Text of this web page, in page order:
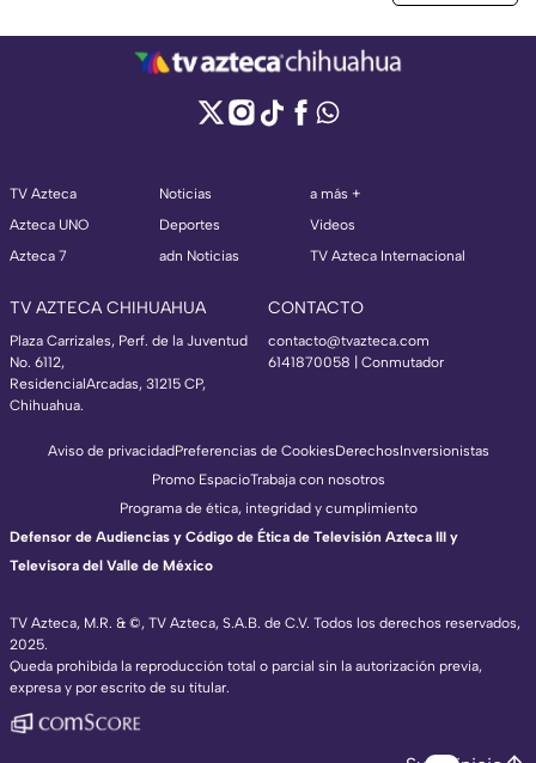
TV Azteca
Azteca UNO
Azteca 7
Noticias
Deportes
adn Noticias
a más +
Videos
TV Azteca Internacional
TV AZTECA CHIHUAHUA
Plaza Carrizales, Perf. de la Juventud
No. 6112,
ResidencialArcadas, 31215 CP,
Chihuahua.
CONTACTO
contacto@tvazteca.com
6141870058 | Conmutador
TV Azteca, M.R. & ©, TV Azteca, S.A.B. de C.V. Todos los derechos reservados,
2025.
Queda prohibida la reproducción total o parcial sin la autorización previa,
expresa y por escrito de su titular.
Aviso de privacidadPreferencias de CookiesDerechosInversionistas
Promo EspacioTrabaja con nosotros
Programa de ética, integridad y cumplimiento
Defensor de Audiencias y Código de Ética de Televisión Azteca III y
Televisora del Valle de México